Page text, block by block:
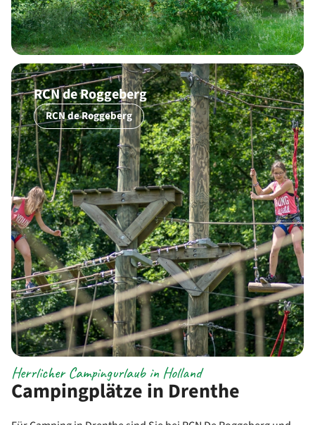
RCN de Roggeberg
RCN de Roggeberg
Campingplätze in Drenthe
Herrlicher Campingurlaub in Holland